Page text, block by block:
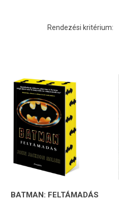
Rendezési kritérium:
BATMAN: FELTÁMADÁS